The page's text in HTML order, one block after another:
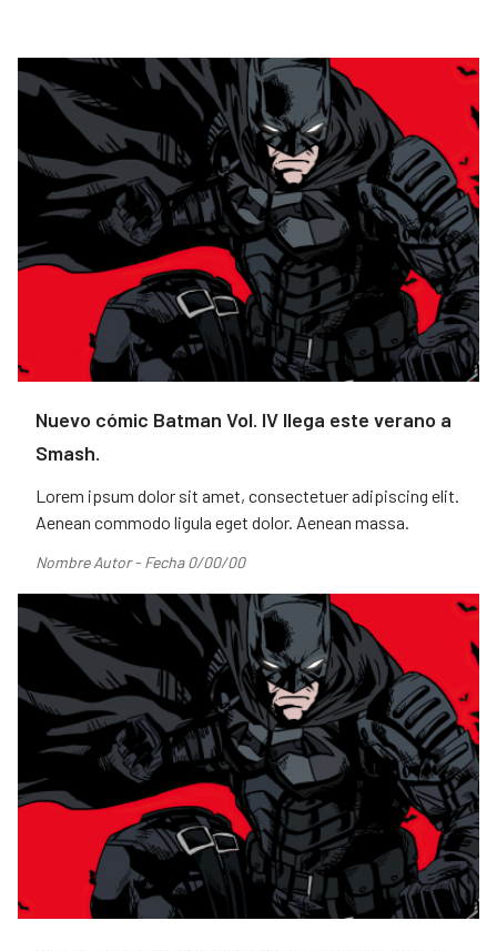
Nuevo cómic Batman Vol. IV llega este verano a
Smash.
Lorem ipsum dolor sit amet, consectetuer adipiscing elit.
Aenean commodo ligula eget dolor. Aenean massa.
Nombre Autor - Fecha 0/00/00